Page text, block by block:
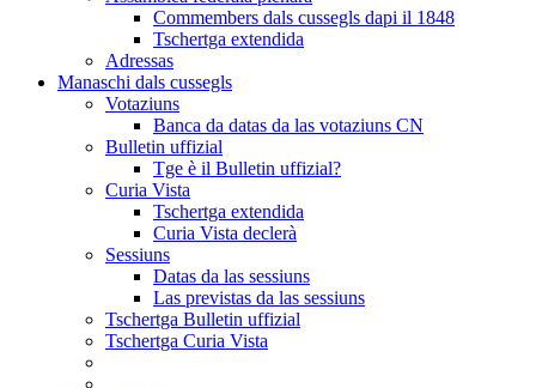
Commembers dals cussegls dapi il 1848
Tschertga extendida
Adressas
Manaschi dals cussegls
Votaziuns
Banca da datas da las votaziuns CN
Bulletin uffizial
Tge è il Bulletin uffizial?
Curia Vista
Tschertga extendida
Curia Vista declerà
Sessiuns
Datas da las sessiuns
Las previstas da las sessiuns
Tschertga Bulletin uffizial
Tschertga Curia Vista